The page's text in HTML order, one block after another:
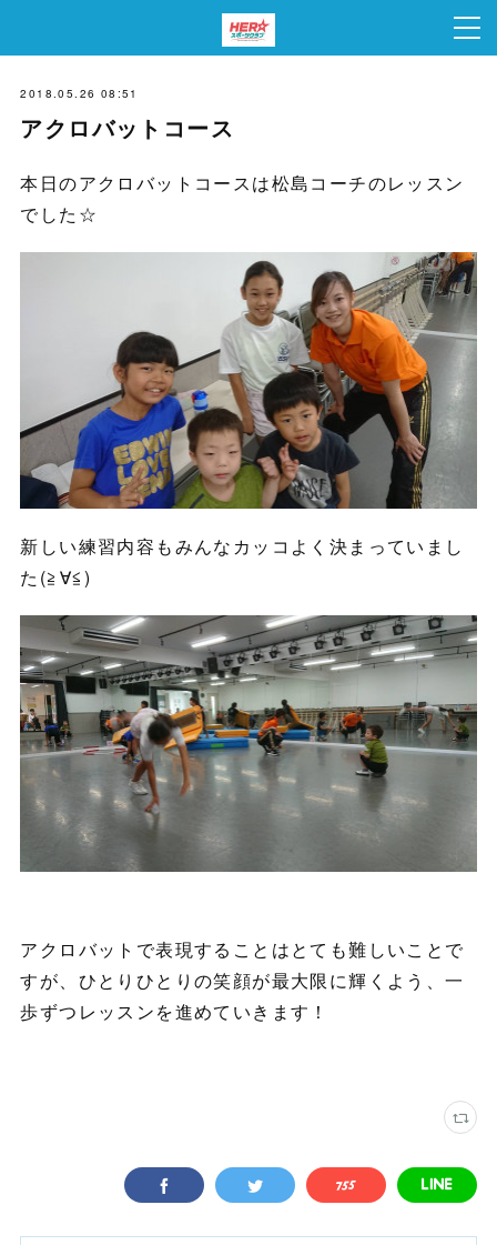
2018.05.26 08:51
アクロバットコース
本日のアクロバットコースは松島コーチのレッスン
でした☆
新しい練習内容もみんなカッコよく決まっていまし
た(≧∀≦)
アクロバットで表現することはとても難しいことで
すが、ひとりひとりの笑顔が最大限に輝くよう、一
歩ずつレッスンを進めていきます！